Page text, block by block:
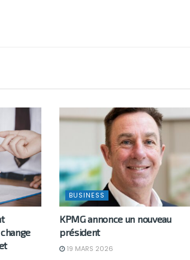
BUSINESS
KPMG annonce un nouveau
président
19 MARS 2026